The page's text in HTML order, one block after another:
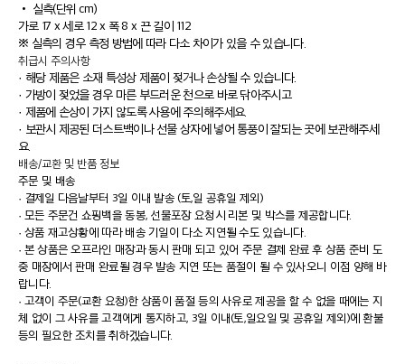
• 실측(단위 cm)
가로 17 x 세로 12 x 폭 8 x 끈 길이 112
※ 실측의 경우 측정 방법에 따라 다소 차이가 있을 수 있습니다.
취급시 주의사항
· 해당 제품은 소재 특성상 제품이 젖거나 손상될 수 있습니다.
· 가방이 젖었을 경우 마른 부드러운 천으로 바로 닦아주시고
· 제품에 손상이 가지 않도록 사용에 주의해주세요.
· 보관시 제공된 더스트백이나 선물 상자에 넣어 통풍이 잘되는 곳에 보관해주세
요.
배송/교환 및 반품 정보
주문 및 배송
· 결제일 다음날부터 3일 이내 발송 (토,일 공휴일 제외)
· 모든 주문건 쇼핑백을 동봉, 선물포장 요청시 리본 및 박스를 제공합니다.
· 상품 재고상황에 따라 배송 기일이 다소 지연될 수도 있습니다.
· 본 상품은 오프라인 매장과 동시 판매 되고 있어 주문 결제 완료 후 상품 준비 도
중 매장에서 판매 완료될 경우 발송 지연 또는 품절이 될 수 있사오니 이점 양해 바
랍니다.
· 고객이 주문(교환 요청)한 상품이 품절 등의 사유로 제공을 할 수 없을 때에는 지
체 없이 그 사유를 고객에게 통지하고, 3일 이내(토,일요일 및 공휴일 제외)에 환불
등의 필요한 조치를 취하겠습니다.